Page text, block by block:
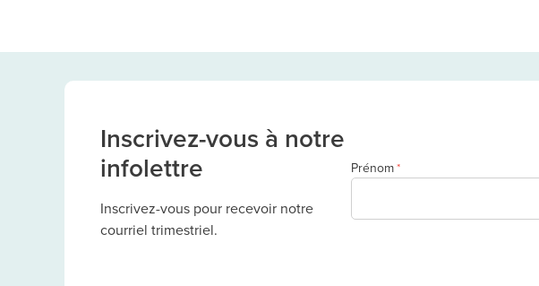
Inscrivez-vous à notre
infolettre
Inscrivez-vous pour recevoir notre
courriel trimestriel.
Prénom*